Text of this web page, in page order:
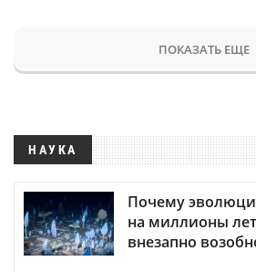
ПОКАЗАТЬ ЕЩЕ
НАУКА
Почему
на миллионы
внезапно